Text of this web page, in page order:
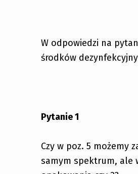
W odpowiedzi na
środków
Pytanie 1
Czy w poz. 5 możemy
samym spektrum, ale